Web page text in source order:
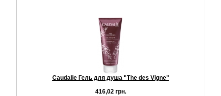
Caudalie Гель для душа "The des Vigne"
416,02 грн.